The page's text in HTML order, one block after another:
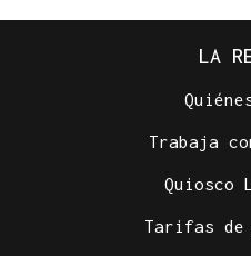
LA
Trabaja
Quiosco
Tarifas de